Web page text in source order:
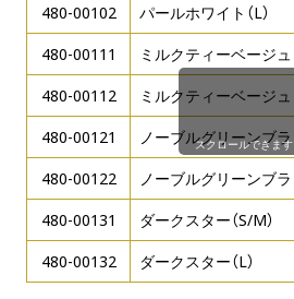
480-00102
パールホワイト（L）
480-00111
ミルクティーベージュ
480-00112
ミルクティーベージュ
480-00121
ノーブルグリーンブ
480-00122
ノーブルグリーンブラ
480-00131
ダークスター（S/M）
480-00132
ダークスター（L）
スクロールできます